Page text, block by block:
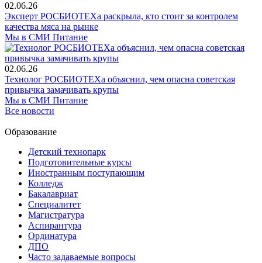
02.06.26
Эксперт РОСБИОТЕХа раскрыла, кто стоит за контролем
качества мяса на рынке
Мы в СМИ Питание
02.06.26
Технолог РОСБИОТЕХа объяснил, чем опасна советская
привычка замачивать крупы
Мы в СМИ Питание
Все новости
Образование
Детский технопарк
Подготовительные курсы
Иностранным поступающим
Колледж
Бакалавриат
Специалитет
Магистратура
Аспирантура
Ординатура
ДПО
Часто задаваемые вопросы